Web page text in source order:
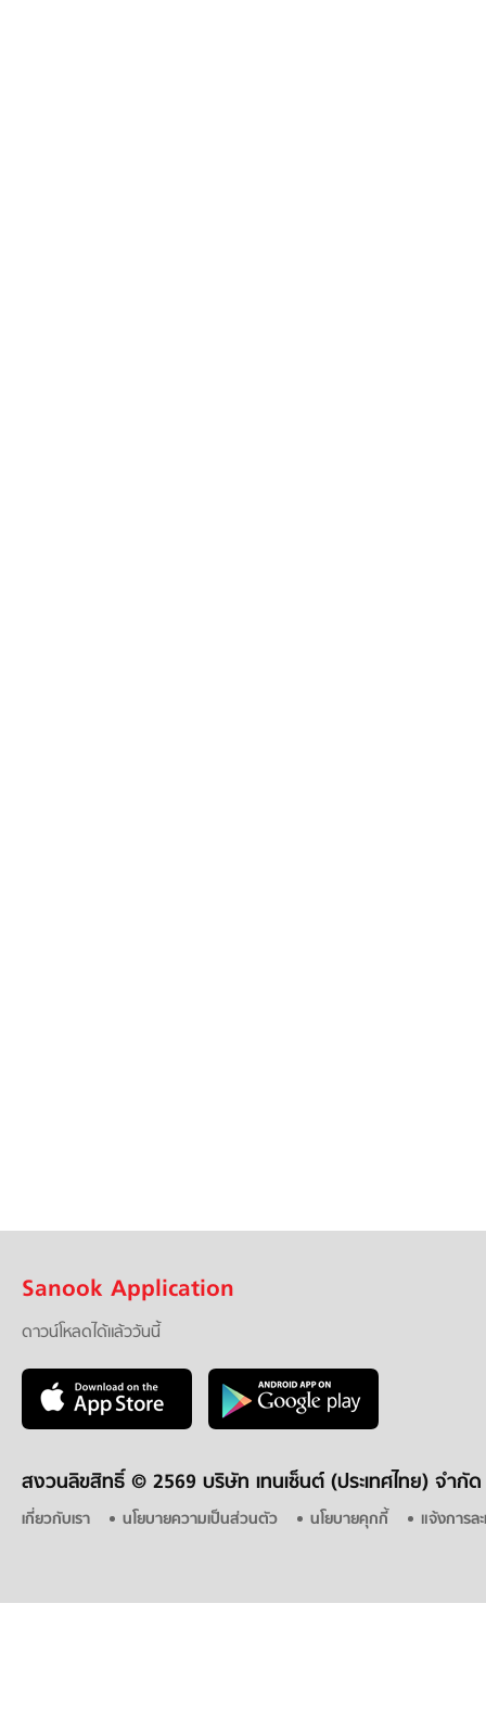
Sanook Application
ดาวน์โหลดได้แล้ววันนี้
สงวนลิขสิทธิ์ © 2569 บริษัท เทนเซ็นต์ (ประเทศไทย) จำกัด
เกี่ยวกับเรา นโยบายความเป็นส่วนตัว นโยบายคุกกี้ แจ้งการล